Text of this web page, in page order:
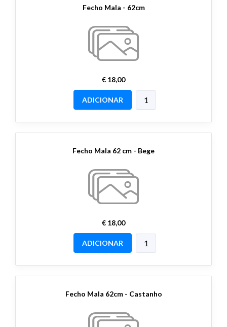
Fecho Mala - 62cm
€ 18,00
ADICIONAR
Fecho Mala 62 cm - Bege
€ 18,00
ADICIONAR
Fecho Mala 62cm - Castanho